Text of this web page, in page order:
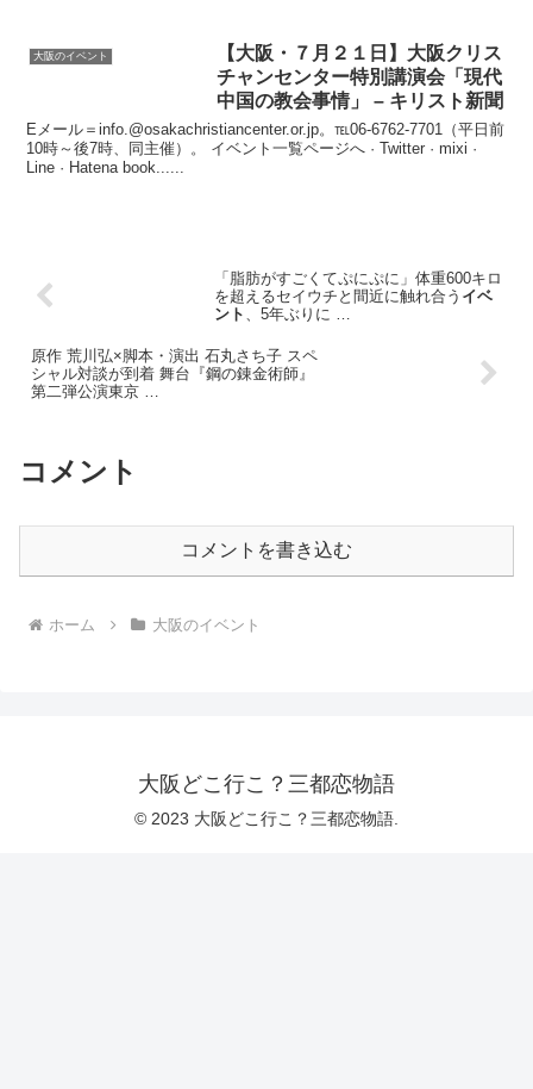
大阪のイベント 【大阪 ・７月２１日】 大阪クリス
チャンセンター特別講演会「現代
中国の教会事情」 – キリスト新聞
Eメール＝info.@osakachristiancenter.or.jp。℡06-6762-7701（平日前
10時～後7時、同主催）。 イベント一覧ページへ · Twitter · mixi ·
Line · Hatena book......
「脂肪がすごくてぷにぷに」体重600キロ
を超えるセイウチと間近に触れ合う イベ
ント
、5年ぶりに …
原作 荒川弘×脚本・演出 石丸さち子 スペ
シャル対談が到着 舞台『鋼の錬金術師』
第二弾公演東京 …
コメント
コメントを書き込む
ホーム 大阪のイベント
大阪どこ行こ？三都恋物語
© 2023 大阪どこ行こ？三都恋物語.